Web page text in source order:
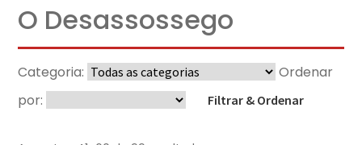
O Desassossego
Categoria:
Ordenar
por:
Filtrar & Ordenar